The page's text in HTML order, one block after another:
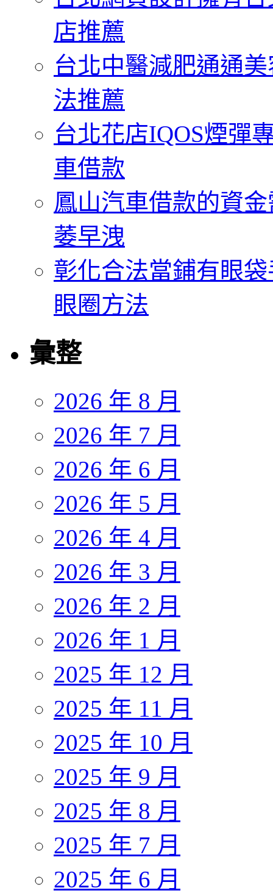
店推薦
台北中醫減肥通通
法推薦
台北花店IQOS煙彈
車借款
鳳山汽車借款的資
萎早洩
彰化合法當鋪有眼
眼圈方法
彙整
2026 年 8 月
2026 年 7 月
2026 年 6 月
2026 年 5 月
2026 年 4 月
2026 年 3 月
2026 年 2 月
2026 年 1 月
2025 年 12 月
2025 年 11 月
2025 年 10 月
2025 年 9 月
2025 年 8 月
2025 年 7 月
2025 年 6 月